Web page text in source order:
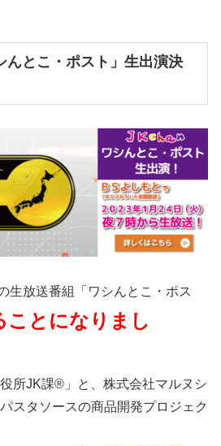
んとこ・ポスト」生出演決
生放送番組「ワシんとこ・ポス
ことになりまし
所JK課®」と、株式会社マルヌシ
スタソースの商品開発プロジェク